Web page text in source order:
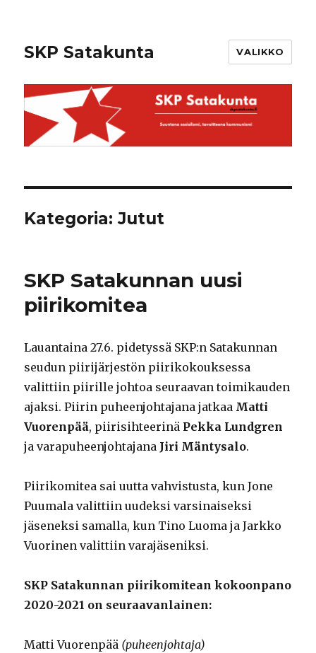
SKP Satakunta VALIKKO
Kategoria: Jutut
SKP Satakunnan uusi
piirikomitea
Lauantaina 27.6. pidetyssä SKP:n Satakunnan
seudun piirijärjestön piirikokouksessa
valittiin piirille johtoa seuraavan toimikauden
ajaksi. Piirin puheenjohtajana jatkaa Matti
Vuorenpää, piirisihteerinä Pekka Lundgren
ja varapuheenjohtajana Jiri Mäntysalo.
Piirikomitea sai uutta vahvistusta, kun Jone
Puumala valittiin uudeksi varsinaiseksi
jäseneksi samalla, kun Tino Luoma ja Jarkko
Vuorinen valittiin varajäseniksi.
SKP Satakunnan piirikomitean kokoonpano
2020-2021 on seuraavanlainen:
Matti Vuorenpää (puheenjohtaja)